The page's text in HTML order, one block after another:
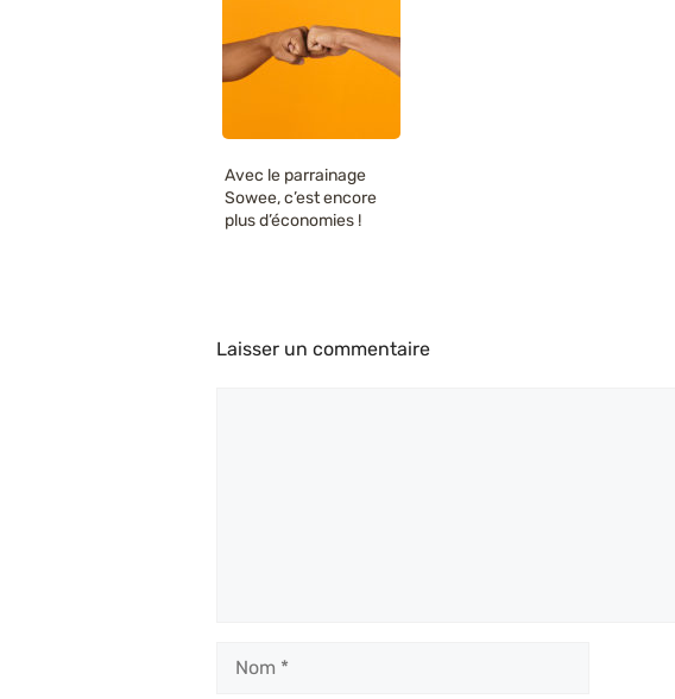
Avec le parrainage
Sowee, c’est encore
plus d’économies !
Laisser un commentaire